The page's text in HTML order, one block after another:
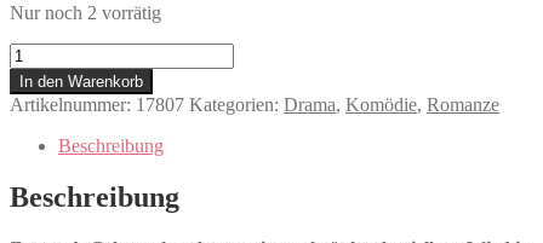
Nur noch 2 vorrätig
Eis
am
Stiel
Menge
In den Warenkorb
Artikelnummer: 17807 Kategorien: Drama, Komödie, Romanze
Beschreibung
Beschreibung